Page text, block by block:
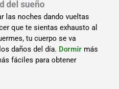
del sueño
las noches dando vueltas
que te sientas exhausto al
tu cuerpo se va
daños del día. Dormir más
fáciles para obtener